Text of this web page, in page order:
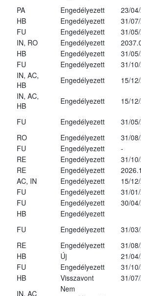
PA Engedélyezett
23/
HB Engedélyezett
31/
FU Engedélyezett
31/
IN, RO Engedélyezett
HB Engedélyezett
31/
FU Engedélyezett
31/
IN, AC,
HB
Engedélyezett
15/
IN, AC,
HB
Engedélyezett
15/
FU Engedélyezett
31/
RO Engedélyezett
31/
FU Engedélyezett
-
RE Engedélyezett
31/
RE Engedélyezett
AC, IN Engedélyezett
15/
FU Engedélyezett
31/
FU Engedélyezett
30/
HB
Engedélyezett
FU Engedélyezett
31/
RE Engedélyezett
31/
HB Új
21/
FU Engedélyezett
31/
HB Visszavont
31/
IN, AC
Nem